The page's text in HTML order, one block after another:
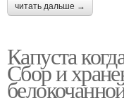
читать дальше →
Капуста
Сбор и